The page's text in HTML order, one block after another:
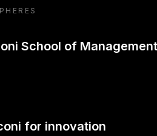
School of Management
for innovation